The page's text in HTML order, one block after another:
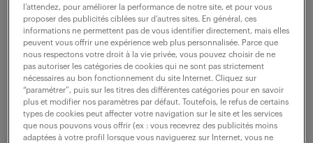
l’attendez, pour améliorer la performance de notre site, et pour vous
proposer des publicités ciblées sur d’autres sites. En général, ces
informations ne permettent pas de vous identifier directement, mais elles
peuvent vous offrir une expérience web plus personnalisée. Parce que
nous respectons votre droit à la vie privée, vous pouvez choisir de ne
pas autoriser les catégories de cookies qui ne sont pas strictement
nécessaires au bon fonctionnement du site Internet. Cliquez sur
“paramétrer”, puis sur les titres des différentes catégories pour en savoir
plus et modifier nos paramètres par défaut. Toutefois, le refus de certains
types de cookies peut affecter votre navigation sur le site et les services
que nous pouvons vous offrir (ex : vous recevrez des publicités moins
adaptées à votre profil lorsque vous naviguerez sur Internet, vous ne